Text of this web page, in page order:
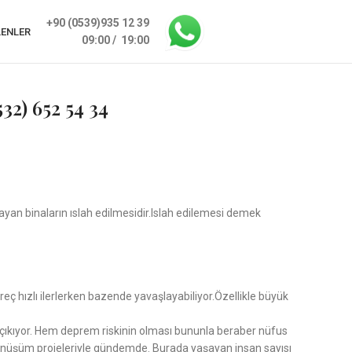
+90 (0539)935 12 39
09:00 / 19:00
652 54 34
binaların ıslah edilmesidir.Islah edilemesi demek
hızlı ilerlerken bazende yavaşlayabiliyor.Özellikle büyük
Hem deprem riskinin olması bununla beraber nüfus
projeleriyle gündemde. Burada yaşayan insan sayısı